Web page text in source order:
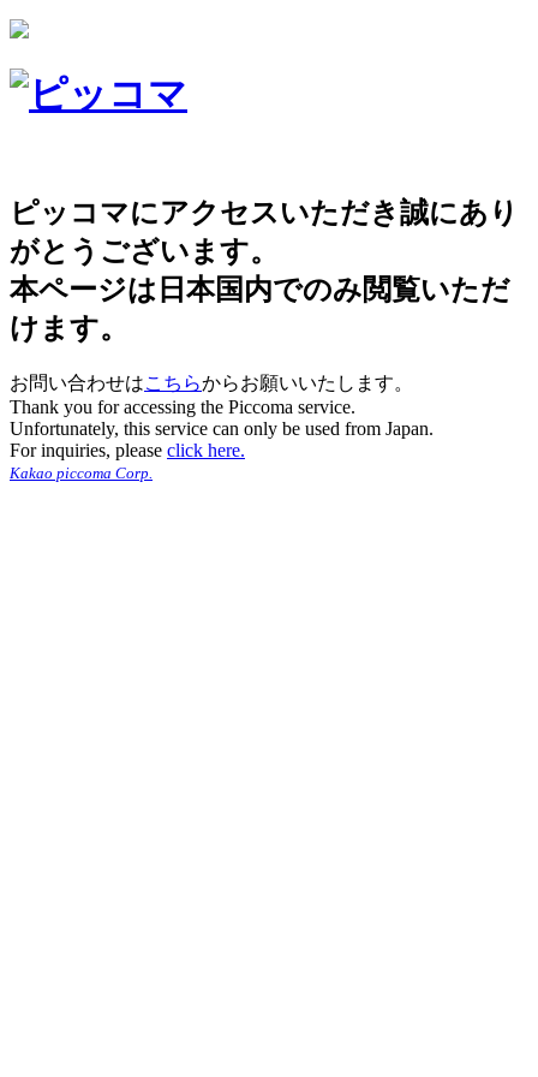
ピッコマにアクセスいただき誠にあり
がとうございます。
本ページは日本国内でのみ閲覧いただ
けます。
お問い合わせはこちらからお願いいたします。
Thank you for accessing the Piccoma service.
Unfortunately, this service can only be used from Japan.
For inquiries, please click here.
Kakao piccoma Corp.